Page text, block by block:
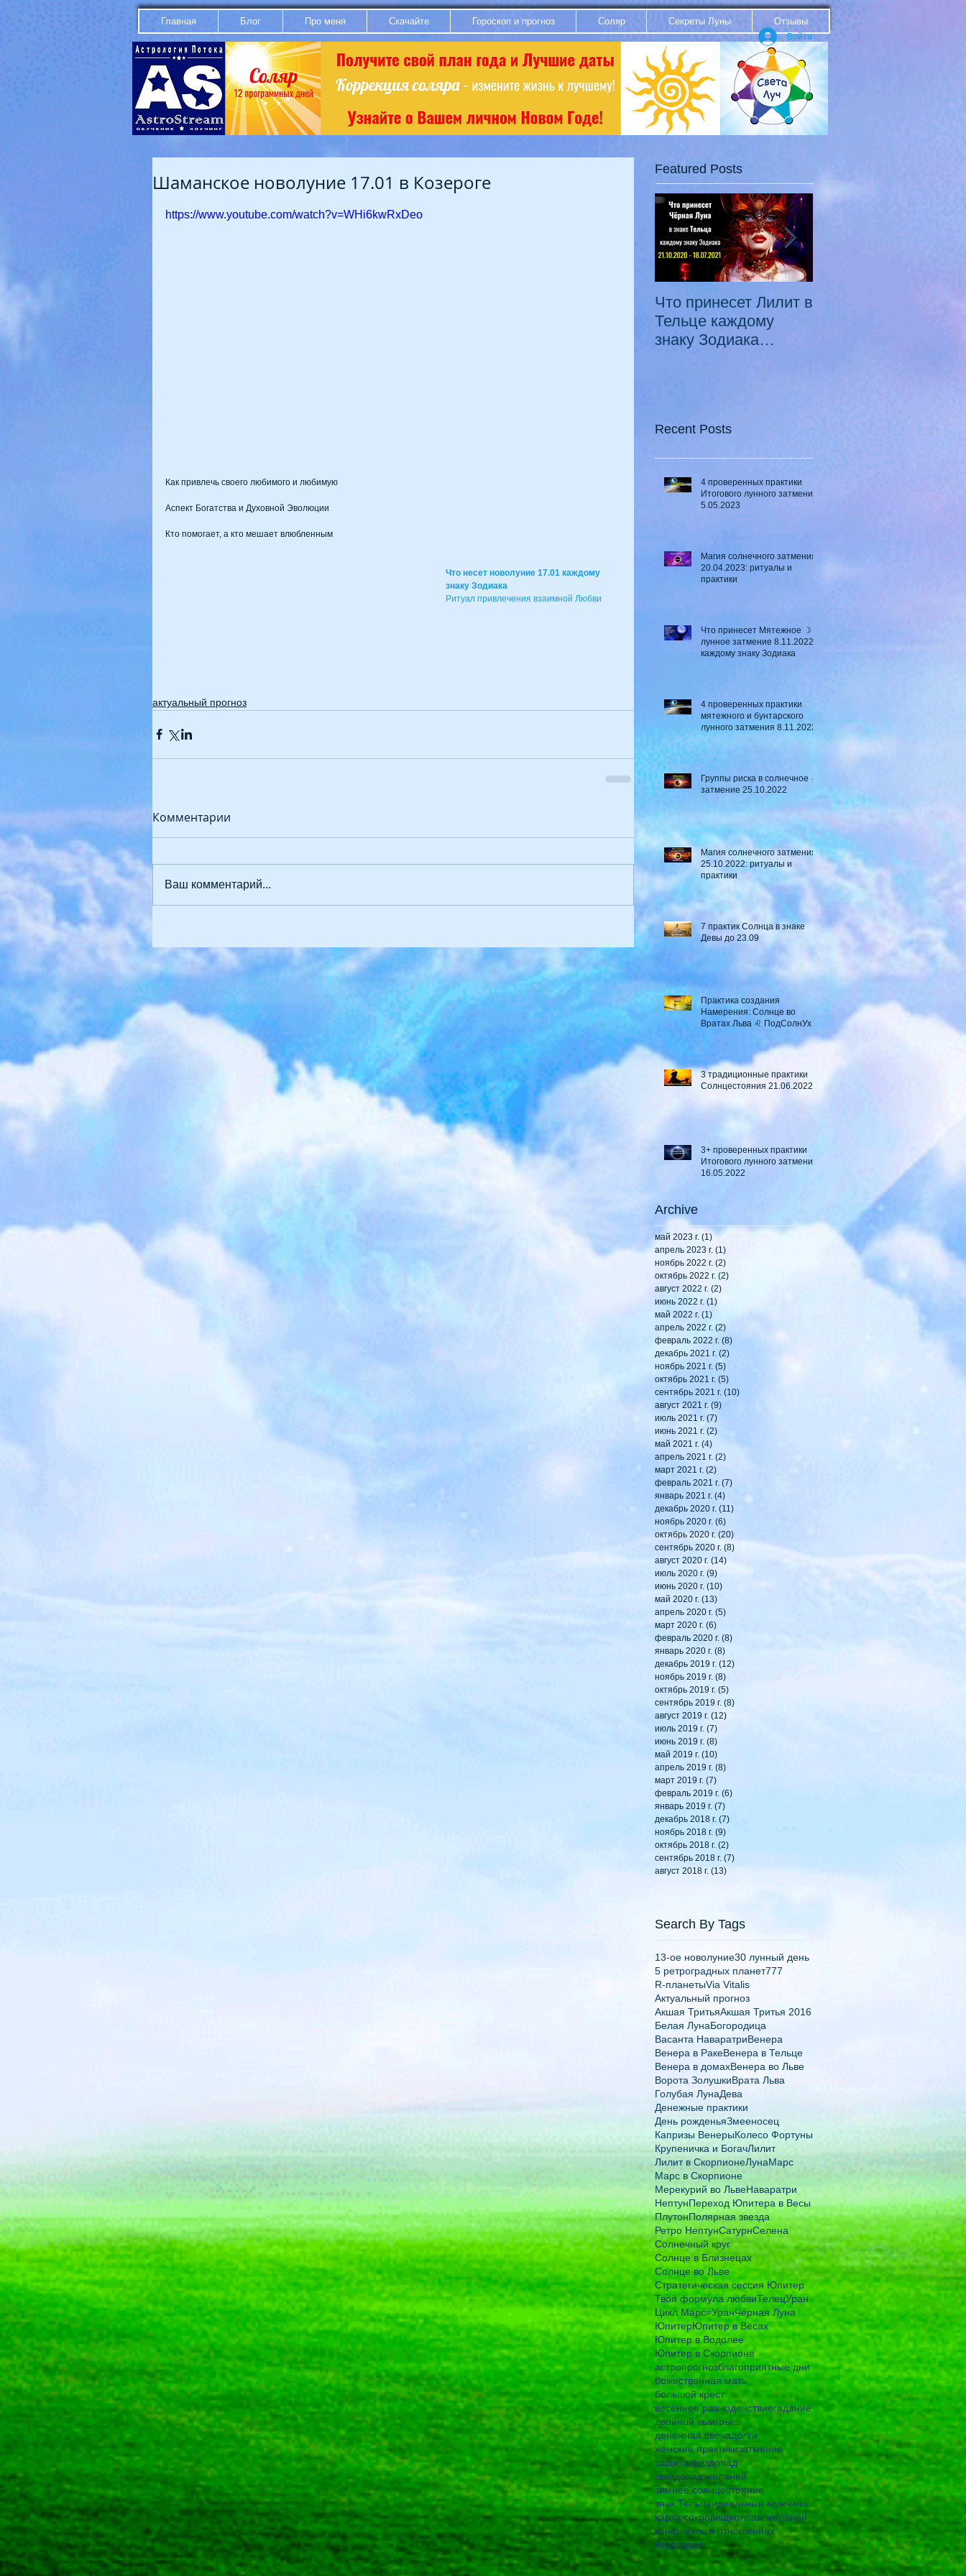
Главная Блог Про меня Скачайте Гороскоп и прогноз Соляр Секреты Луны Отзывы
Войти
Шаманское новолуние 17.01 в Козероге
https://www.youtube.com/watch?v=WHi6kwRxDeo
Как привлечь своего любимого и любимую
Аспект Богатства и Духовной Эволюции
Кто помогает, а кто мешает влюбленным
Что несет новолуние 17.01 каждому
знаку Зодиака
Ритуал привлечения взаимной Любви
актуальный прогноз
Комментарии
Ваш комментарий...
Featured Posts
Что принесет Лилит в
Тельце каждому
знаку Зодиака
Recent Posts
4 проверенных практики
Итогового лунного затмения
5.05.2023
Магия солнечного затмения
20.04.2023: ритуалы и
практики
Что принесет Мятежное ☽
лунное затмение 8.11.2022
каждому знаку Зодиака
4 проверенных практики
мятежного и бунтарского
лунного затмения 8.11.2022
Группы риска в солнечное ☼
затмение​ 25.10.2022
Магия солнечного затмения
25.10.2022: ритуалы и
практики
7 практик Солнца в знаке
Девы до 23.09
Практика создания
Намерения: Солнце во
Вратах Льва ♌ ПодСолнУх
3 традиционные практики
Солнцестояния 21.06.2022
3+ проверенных практики
Итогового лунного затмения
16.05.2022
Archive
май 2023 г. (1)1 пост
апрель 2023 г. (1)
ноябрь 2022 г. (2)
октябрь 2022 г. (2)
август 2022 г. (2)
июнь 2022 г. (1)
май 2022 г. (1)
апрель 2022 г. (2)
февраль 2022 г. (8)
декабрь 2021 г. (2)
ноябрь 2021 г. (5)
октябрь 2021 г. (5)
сентябрь 2021 г. (10)
август 2021 г. (9)
июль 2021 г. (7)
июнь 2021 г. (2)
май 2021 г. (4)
апрель 2021 г. (2)
март 2021 г. (2)
февраль 2021 г. (7)
январь 2021 г. (4)
декабрь 2020 г. (11)
ноябрь 2020 г. (6)
октябрь 2020 г. (20)
сентябрь 2020 г. (8)
август 2020 г. (14)
июль 2020 г. (9)
июнь 2020 г. (10)
май 2020 г. (13)
апрель 2020 г. (5)
март 2020 г. (6)
февраль 2020 г. (8)
январь 2020 г. (8)
декабрь 2019 г. (12)
ноябрь 2019 г. (8)
октябрь 2019 г. (5)
сентябрь 2019 г. (8)
август 2019 г. (12)
июль 2019 г. (7)
июнь 2019 г. (8)
май 2019 г. (10)
апрель 2019 г. (8)
март 2019 г. (7)
февраль 2019 г. (6)
январь 2019 г. (7)
декабрь 2018 г. (7)
ноябрь 2018 г. (9) 9 постов
октябрь 2018 г. (2)
сентябрь 2018 г. (7)
август 2018 г. (13)
Search By Tags
13-ое новолуние30 лунный день
5 ретроградных планет777
R-планетыVia Vitalis
Актуальный прогноз
Акшая ТритьяАкшая Тритья 2016
Белая ЛунаБогородица
Васанта НаваратриВенера
Венера в РакеВенера в Тельце
Венера в домахВенера во Льве
Ворота ЗолушкиВрата Льва
Голубая ЛунаДева
Денежные практики
День рожденьяЗмееносец
Капризы ВенерыКолесо Фортуны
Крупеничка и БогачЛилит
Лилит в СкорпионеЛунаМарс
Марс в Скорпионе
Мерекурий во ЛьвеНаваратри
НептунПереход Юпитера в Весы
ПлутонПолярная звезда
Ретро НептунСатурнСелена
Солнечный круг
Солнце в Близнецах
Солнце во Льве
Стратегическая сессия Юпитер
Твоя формула любвиТелецУран
Цикл Марс=УранЧёрная Луна
ЮпитерЮпитер в Весах
Юпитер в Водолее
Юпитер в Скорпионе
астропрогнозблагоприятные дни
божественная мать
большой крест
весеннее равноденствиегадание
двойной выигрыш
денежная свечадолги
женские практикизатмение
защитазвездопад
звездопад желаний
зимнее солнцестояние
знак Тельцаидеальный мужчина
карта сокровищколлаж желаний
конфликты в отношениях
коррекция